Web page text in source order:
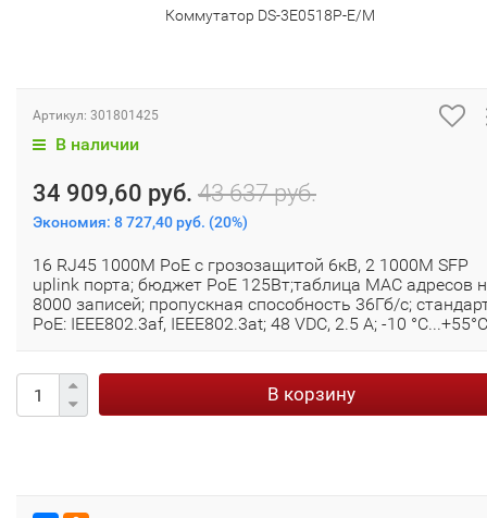
Коммутатор DS-3E0518P-E/M
Артикул: 301801425
В наличии
34 909,60 руб. 43 637 руб.
Экономия: 8 727,40 руб. (20%)
16 RJ45 1000M PoE с грозозащитой 6кВ, 2 1000М SFP
uplink порта; бюджет PoE 125Вт;таблица MAC адресов
8000 записей; пропускная способность 36Гб/с;
PoE: IEEE802.3af, IEEE802.3at; 48 VDC, 2.5 A; -10
В корзину